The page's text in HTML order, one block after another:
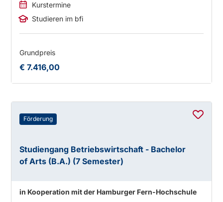
Kurstermine
Studieren im bfi
Grundpreis
€ 7.416,00
Förderung
Studiengang Betriebswirtschaft - Bachelor
of Arts (B.A.) (7 Semester)
in Kooperation mit der Hamburger Fern-Hochschule